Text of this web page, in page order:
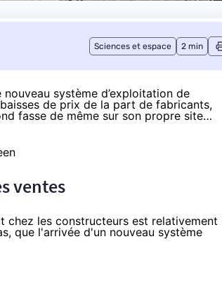
Sciences et espace 2 min
système d’exploitation de
de prix de la part de fabricants,
fasse de même sur son propre site…
ventes
chez les constructeurs est relativement
que l'arrivée d'un nouveau système